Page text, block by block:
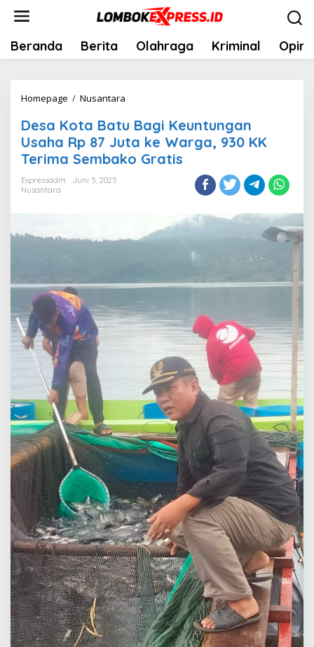
Lewati
konten
Beranda Berita Olahraga Kriminal Opini
Homepage / Nusantara
Batu
Bagi
Keuntungan
ke
KK
Terima
Sembako
Desa Kota Batu Bagi Keuntungan
Usaha Rp 87 Juta ke Warga, 930 KK
Terima Sembako Gratis
Expressadm
Juni 5, 2025
Nusantara